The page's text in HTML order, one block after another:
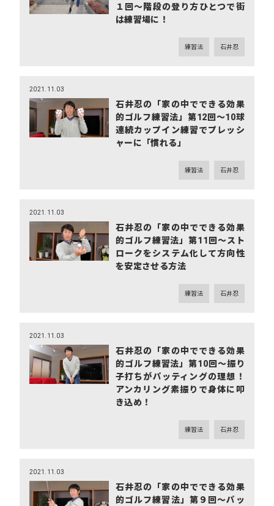
１回～階段の登り方ひとつで街
は練習場に！
練習法 石井忍
2021.11.03
石井忍の「家の中でできる効果
的ゴルフ練習法」第12回～10球
連続カップイン練習でプレッシ
ャーに「慣れる」
練習法 石井忍
2021.11.03
石井忍の「家の中でできる効果
的ゴルフ練習法」第11回～スト
ロークをシステム化して方向性
を安定させる方法
練習法 石井忍
2021.11.03
石井忍の「家の中でできる効果
的ゴルフ練習法」第10回～振り
子打ちがパッティングの理想！
アンカリング素振りで身体に叩
き込め！
練習法 石井忍
2021.11.03
石井忍の「家の中でできる効果
的ゴルフ練習法」第９回～パッ